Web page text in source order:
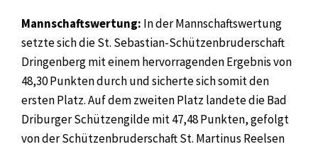
Mannschaftswertung: In der Mannschaftswertung
setzte sich die St. Sebastian-Schützenbruderschaft
Dringenberg mit einem hervorragenden Ergebnis von
48,30 Punkten durch und sicherte sich somit den
ersten Platz. Auf dem zweiten Platz landete die Bad
Driburger Schützengilde mit 47,48 Punkten, gefolgt
von der Schützenbruderschaft St. Martinus Reelsen